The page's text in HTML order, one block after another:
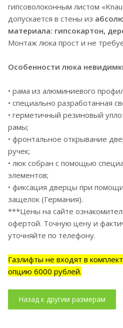
гипсоволоконным листом
допускается в стены из
материала: гипсокартон,
Монтаж люка прост и не
Особенности люка
• рама из алюминиевого
• специально разработанная
• герметичный резиновый
рамы;
• фронтальное открывание
ручек;
• люк собран с помощью
элементов;
• фиксация дверцы при
защелок (Германия).
***Цены на сайте
офертой. Точную цену и
уточняйте по телефону.
Газлифты не входят в
опцию 6000 рублей.